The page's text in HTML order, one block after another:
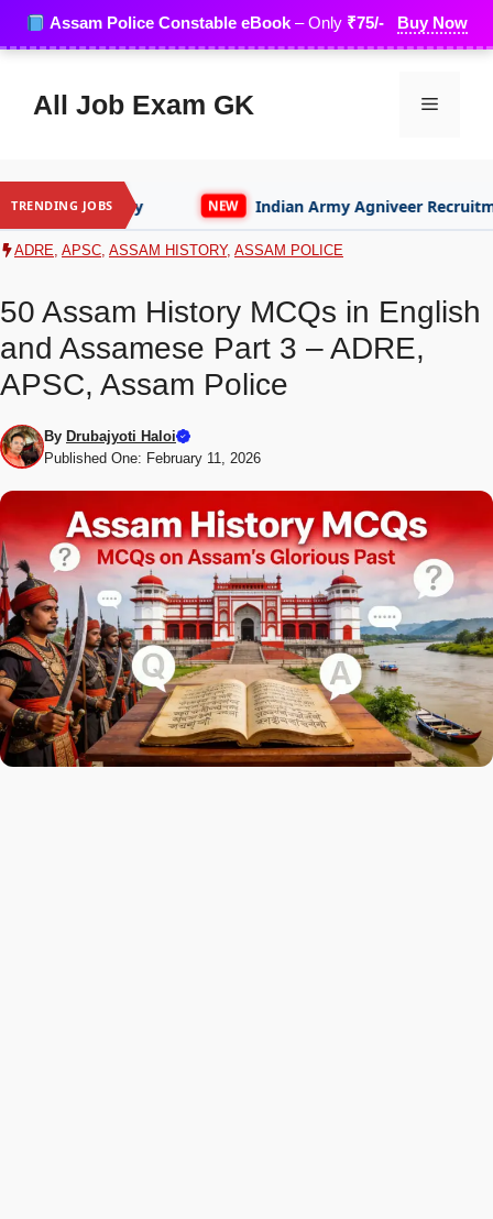
content
Assam Police Constable eBook– Only ₹75/- Buy Now
All Job Exam GK Menu
TRENDING JOBS
NEW Indian Army Agniveer Recruitment NEW
ADRE, APSC, ASSAM HISTORY, ASSAM POLICE
50 Assam History MCQs in English
and Assamese Part 3 – ADRE,
APSC, Assam Police
By Drubajyoti Haloi
Published One: February 11, 2026